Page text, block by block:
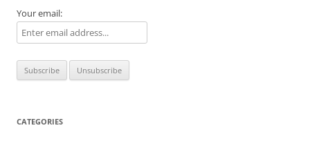
Your email:
CATEGORIES